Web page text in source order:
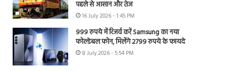
पहले से आसान और तेज
16 July 2026 - 1:45 PM
999 रुपये में रिजर्व करें Samsung का नया
फोल्डेबल फोन, मिलेंगे 2799 रुपये के फायदे
8 July 2026 - 5:54 PM